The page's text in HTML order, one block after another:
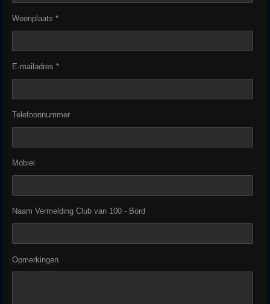
Woonplaats *
E-mailadres *
Telefoonnummer
Mobiel
Naam Vermelding Club van 100 - Bord
Opmerkingen